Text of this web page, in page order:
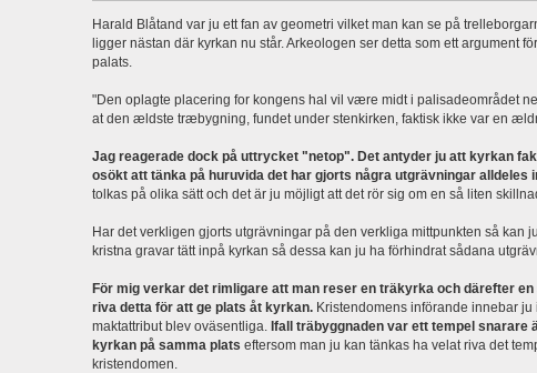
Harald Blåtand var ju ett fan av geometri vilket man kan se på
ligger nästan där kyrkan nu står. Arkeologen ser detta som ett argument
palats.
"Den oplagte placering for kongens hal vil være midt i palisadeområdet
at den ældste træbygning, fundet under stenkirken, faktisk ikke var en
Jag reagerade dock på uttrycket "netop". Det antyder ju att kyrkan
osökt att tänka på huruvida det har gjorts några utgrävningar
tolkas på olika sätt och det är ju möjligt att det rör sig om en så liten
Har det verkligen gjorts utgrävningar på den verkliga mittpunkten så kan
kristna gravar tätt inpå kyrkan så dessa kan ju ha förhindrat sådana
För mig verkar det rimligare att man reser en träkyrka och därefter
riva detta för att ge plats åt kyrkan. Kristendomens införande innebar
maktattribut blev oväsentliga. Ifall träbyggnaden var ett tempel snarare
kyrkan på samma plats eftersom man ju kan tänkas ha velat riva det
kristendomen.